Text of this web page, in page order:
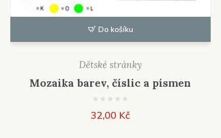
Do košíku
Dětské stránky
Mozaika barev, číslic a písmen
32,00 Kč